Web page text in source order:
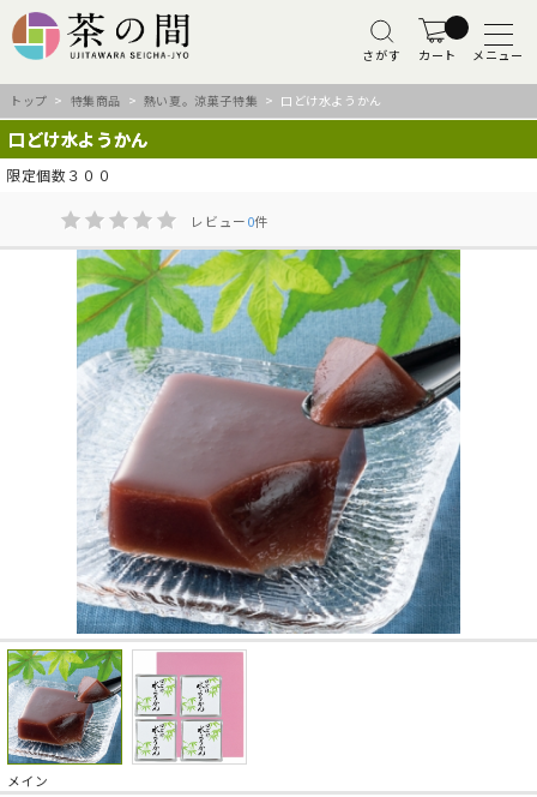
さがす カート メニュー
トップ > 特集商品 > 熱い夏。涼菓子特集 > 口どけ水ようかん
口どけ水ようかん
限定個数３００
レビュー0件
メイン